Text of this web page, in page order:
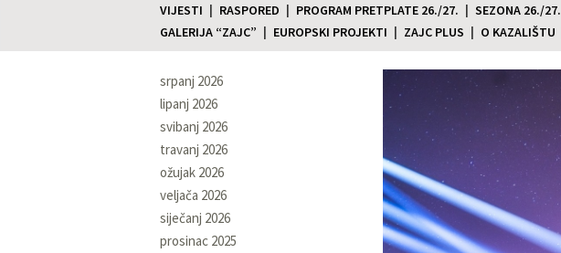
VIJESTI RASPORED PROGRAM PRETPLATE 26./27. SEZONA 26./27.
GALERIJA “ZAJC”
EUROPSKI PROJEKTI ZAJC PLUS O KAZALIŠTU
srpanj 2026
lipanj 2026
svibanj 2026
travanj 2026
ožujak 2026
veljača 2026
siječanj 2026
prosinac 2025